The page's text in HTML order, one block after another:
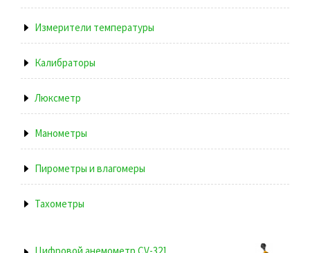
Измерители температуры
Калибраторы
Люксметр
Манометры
Пирометры и влагомеры
Тахометры